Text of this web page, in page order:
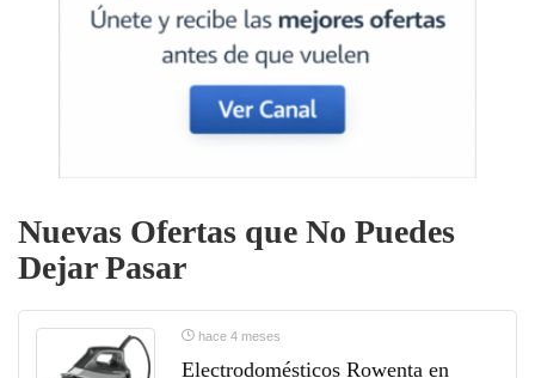
Nuevas Ofertas que No Puedes
Dejar Pasar
hace 4 meses
Electrodomésticos Rowenta en